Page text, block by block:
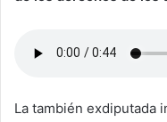
La también exdiputada